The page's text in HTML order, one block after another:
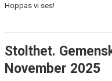
Hoppas vi ses!
Stolthet.
November 2025